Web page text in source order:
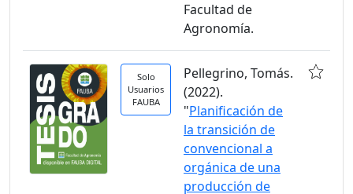
Facultad de
Agronomía.
Solo
Usuarios
FAUBA
Pellegrino, Tomás.
(2022).
"Planificación de
la transición de
convencional a
orgánica de una
producción de